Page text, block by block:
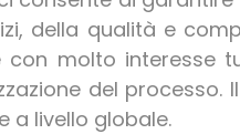
della qualità e
molto interesse
del processo.
a livello globale.